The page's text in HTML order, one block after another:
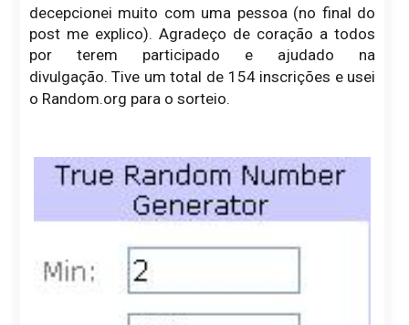
decepcionei muito com uma pessoa (no final do
post me explico). Agradeço de coração a todos
por terem participado e ajudado na
divulgação.Tive um total de 154 inscrições e usei
o Random.org para o sorteio.